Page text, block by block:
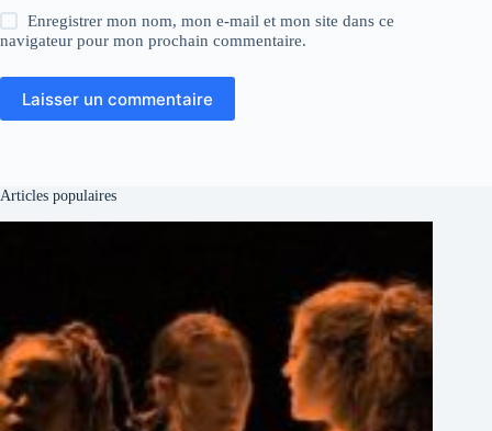
Enregistrer mon nom, mon e-mail et mon site dans ce
navigateur pour mon prochain commentaire.
Laisser un commentaire
Articles populaires